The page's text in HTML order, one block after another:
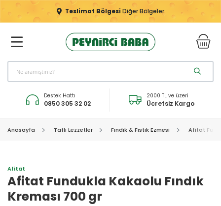
Teslimat Bölgesi Diğer Bölgeler
Destek Hattı
0850 305 32 02
2000 TL ve üzeri
Ücretsiz Kargo
Anasayfa Tatlı Lezzetler Fındık & Fıstık Ezmesi Afitat
Afitat
Afitat Fundukla Kakaolu Fındık
Kreması 700 gr